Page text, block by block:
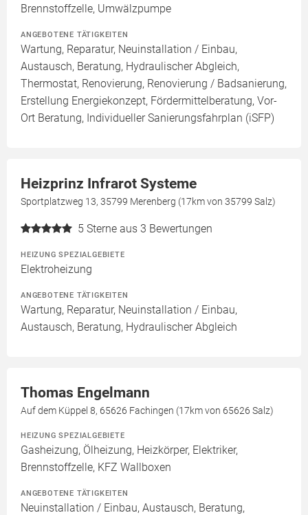
Brennstoffzelle, Umwälzpumpe
ANGEBOTENE TÄTIGKEITEN
Wartung, Reparatur, Neuinstallation / Einbau,
Austausch, Beratung, Hydraulischer Abgleich,
Thermostat, Renovierung, Renovierung / Badsanierung,
Erstellung Energiekonzept, Fördermittelberatung, Vor-
Ort Beratung, Individueller Sanierungsfahrplan (iSFP)
Heizprinz Infrarot Systeme
Sportplatzweg 13, 35799 Merenberg (17km von 35799 Salz)
5 Sterne aus 3 Bewertungen
HEIZUNG SPEZIALGEBIETE
Elektroheizung
ANGEBOTENE TÄTIGKEITEN
Wartung, Reparatur, Neuinstallation / Einbau,
Austausch, Beratung, Hydraulischer Abgleich
Thomas Engelmann
Auf dem Küppel 8, 65626 Fachingen (17km von 65626 Salz)
HEIZUNG SPEZIALGEBIETE
Gasheizung, Ölheizung, Heizkörper, Elektriker,
Brennstoffzelle, KFZ Wallboxen
ANGEBOTENE TÄTIGKEITEN
Neuinstallation / Einbau, Austausch, Beratung,